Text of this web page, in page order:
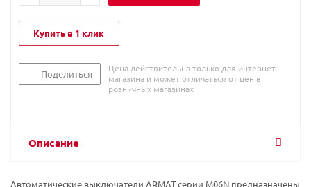
Купить в 1 клик
Поделиться
Цена действительна только для интернет-
магазина и может отличаться от цен в
розничных магазинах
Описание
Автоматические выключатели ARMAT серии M06N предназначены